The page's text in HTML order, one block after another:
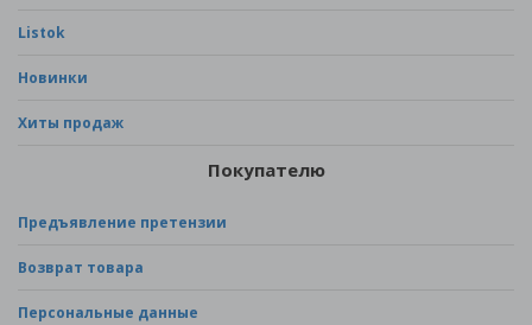
Listok
Новинки
Хиты продаж
Покупателю
Предъявление претензии
Возврат товара
Персональные данные